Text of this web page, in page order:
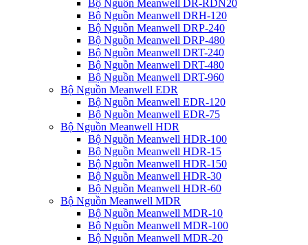
Bộ Nguồn Meanwell DR-RDN20
Bộ Nguồn Meanwell DRH-120
Bộ Nguồn Meanwell DRP-240
Bộ Nguồn Meanwell DRP-480
Bộ Nguồn Meanwell DRT-240
Bộ Nguồn Meanwell DRT-480
Bộ Nguồn Meanwell DRT-960
Bộ Nguồn Meanwell EDR
Bộ Nguồn Meanwell EDR-120
Bộ Nguồn Meanwell EDR-75
Bộ Nguồn Meanwell HDR
Bộ Nguồn Meanwell HDR-100
Bộ Nguồn Meanwell HDR-15
Bộ Nguồn Meanwell HDR-150
Bộ Nguồn Meanwell HDR-30
Bộ Nguồn Meanwell HDR-60
Bộ Nguồn Meanwell MDR
Bộ Nguồn Meanwell MDR-10
Bộ Nguồn Meanwell MDR-100
Bộ Nguồn Meanwell MDR-20